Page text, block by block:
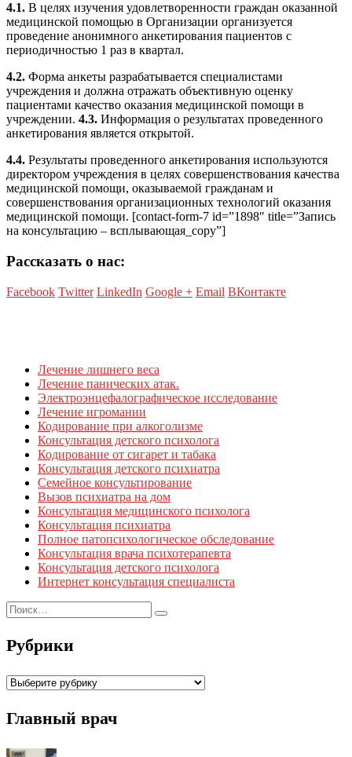
4.1. В целях изучения удовлетворенности граждан оказанной
медицинской помощью в Организации организуется
проведение анонимного анкетирования пациентов с
периодичностью 1 раз в квартал.
4.2. Форма анкеты разрабатывается специалистами
учреждения и должна отражать объективную оценку
пациентами качество оказания медицинской помощи в
учреждении. 4.3. Информация о результатах проведенного
анкетирования является открытой.
4.4. Результаты проведенного анкетирования используются
директором учреждения в целях совершенствования качества
медицинской помощи, оказываемой гражданам и
совершенствования организационных технологий оказания
медицинской помощи. [contact-form-7 id=”1898″ title=”Запись
на консультацию – всплывающая_copy”]
Рассказать о нас:
Facebook Twitter LinkedIn Google + Email ВКонтакте
Лечение лишнего веса
Лечение панических атак.
Электроэнцефалографическое исследование
Лечение игромании
Кодирование при алкоголизме
Консультация детского психолога
Кодирование от сигарет и табака
Консультация детского психиатра
Семейное консультирование
Вызов психиатра на дом
Консультация медицинского психолога
Консультация психиатра
Полное патопсихологическое обследование
Консультация врача психотерапевта
Консультация детского психолога
Интернет консультация специалиста
Рубрики
Рубрики
Главный врач